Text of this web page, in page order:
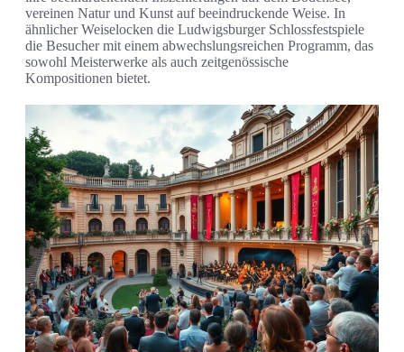
vereinen Natur und Kunst auf beeindruckende Weise. In
ähnlicher Weiselocken die Ludwigsburger Schlossfestspiele
die Besucher mit einem abwechslungsreichen Programm, das
sowohl Meisterwerke als auch zeitgenössische
Kompositionen bietet.